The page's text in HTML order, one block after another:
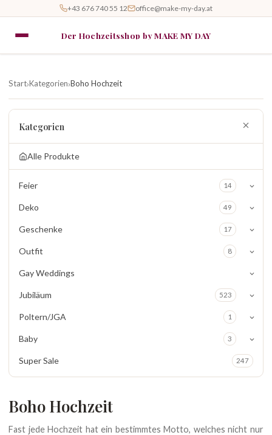
+43 676 740 55 12 office@make-my-day.at
Der Hochzeitsshop by MAKE MY DAY
Start›Kategorien›Boho Hochzeit
Kategorien
Alle Produkte
Feier 14
Deko 49
Geschenke 17
Outfit 8
Gay Weddings
Jubiläum 523
Poltern/JGA 1
Baby 3
Super Sale 247
Boho Hochzeit
Fast jede Hochzeit hat ein bestimmtes Motto, welches nicht nur